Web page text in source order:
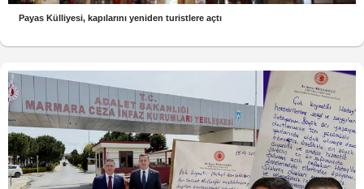
Payas Külliyesi, kapılarını yeniden turistlere açtı